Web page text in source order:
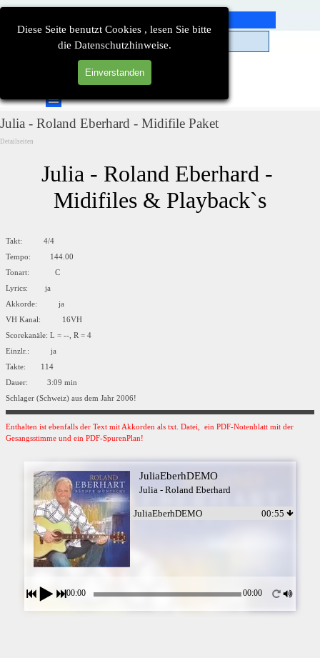
Diese Seite benutzt Cookies , lesen Sie bitte
die Datenschutzhinweise.
Einverstanden
Direkt zum Seiteninhalt
Menü überspringen
Julia - Roland Eberhard - Midifile Paket
Detailseiten
Julia - Roland Eberhard -
Midifiles & Playback`s
Takt: 4/4
Tempo: 144.00
Tonart: C
Lyrics: ja
Akkorde: ja
VH Kanal: 16VH
Scorekanäle: L = --, R = 4
Einzlr.: ja
Takte: 114
Dauer: 3:09 min
Schlager (Schweiz) aus dem Jahr 2006!
Enthalten ist ebenfalls der Text mit Akkorden als txt. Datei, ein PDF-Notenblatt mit der
Gesangsstimme und ein PDF-SpurenPlan!
JuliaEberhDEMO
Julia - Roland Eberhard
JuliaEberhDEMO 00:55
00:00 00:00